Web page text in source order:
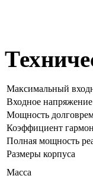
Максимальный
Входное напряжение
Мощность
Коэффициент
Полная мощность
Размеры корпуса
Масса